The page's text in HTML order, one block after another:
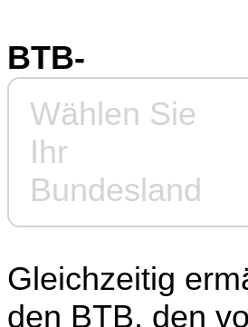
BTB-
Wählen Sie
Ihr
Bundesland
Gleichzeitig
den BTB, den